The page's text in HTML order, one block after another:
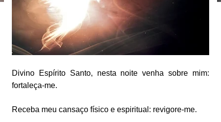
Divino Espírito Santo, nesta noite venha sobre mim:
fortaleça-me.
Receba meu cansaço físico e espiritual: revigore-me.